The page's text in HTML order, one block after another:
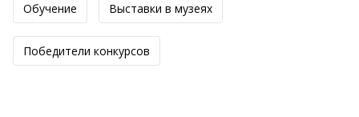
Обучение Выставки в музеях
Победители конкурсов